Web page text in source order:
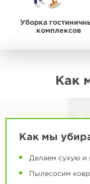
Уборка
комплексов
Как
Как мы
Делаем сухую и
Пылесосим